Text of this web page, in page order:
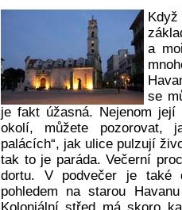
a
se
je fakt úžasná. Nejenom
okolí, můžete pozorovat,
palácích“, jak ulice pulzují
tak to je paráda. Večerní
dortu. V podvečer je také
pohledem na starou